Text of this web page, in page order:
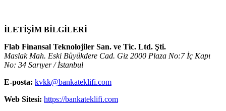
İLETİŞİM BİLGİLERİ
Flab Finansal Teknolojiler San. ve Tic. Ltd. Şti.
Maslak Mah. Eski Büyükdere Cad. Giz 2000 Plaza No:7 İç Kapı
No: 34 Sarıyer / İstanbul
E-posta: kvkk@bankateklifi.com
Web Sitesi: https://bankateklifi.com